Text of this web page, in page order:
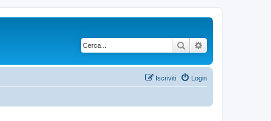
Cerca
Login
Iscriviti